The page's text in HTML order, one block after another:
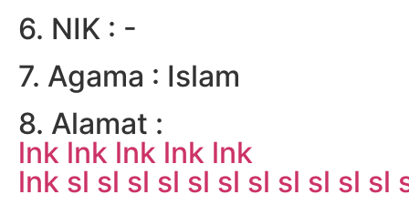
6. NIK : -
7. Agama : Islam
8. Alamat :
lnk lnk lnk lnk lnk
lnk sl sl sl sl sl sl sl sl sl sl sl